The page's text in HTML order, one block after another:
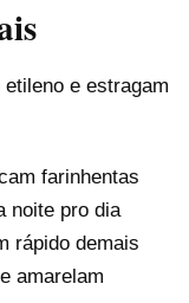
e estragam
farinhentas
noite pro dia
rápido demais
amarelam